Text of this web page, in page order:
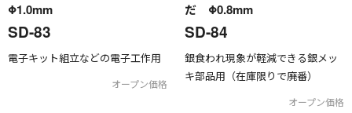
Φ1.0mm
SD-83
電子キット組立などの電子工作用
オープン価格
だ Φ0.8mm
SD-84
銀食われ現象が軽減できる銀メッ
キ部品用（在庫限りで廃番）
オープン価格